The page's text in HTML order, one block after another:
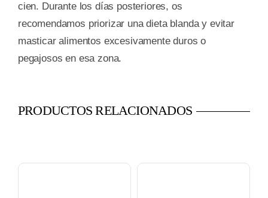
cien. Durante los días posteriores, os
recomendamos priorizar una dieta blanda y evitar
masticar alimentos excesivamente duros o
pegajosos en esa zona.
PRODUCTOS RELACIONADOS